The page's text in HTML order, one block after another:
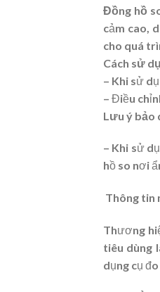
Đồng hồ
cảm cao,
cho quá
Cách sử
– Khi sử
– Điều
Lưu ý bảo
– Khi sử
hồ so nơi
Thông tin
Thương
tiêu dùng
dụng cụ